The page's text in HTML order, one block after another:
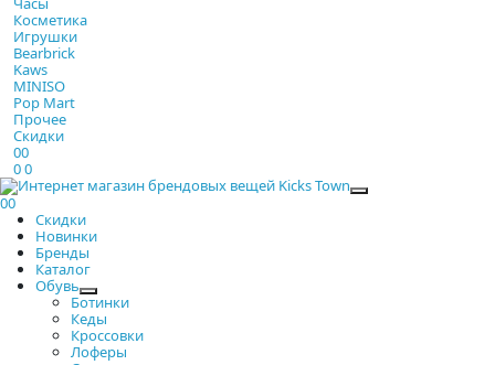
Косметика
Игрушки
Bearbrick
Kaws
MINISO
Pop Mart
Прочее
Скидки
00
00
Закрыть
00
Скидки
Новинки
Бренды
Каталог
Обувь
Ботинки
Кеды
Кроссовки
Лоферы